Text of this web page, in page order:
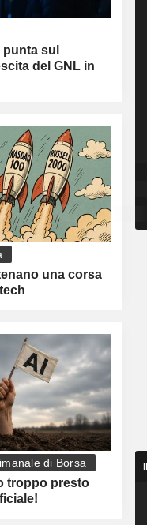
sul
del GNL in
una corsa
di Borsa
troppo presto